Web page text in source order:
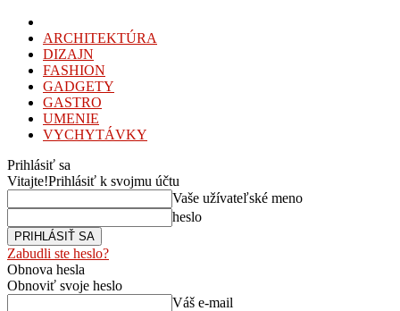
ARCHITEKTÚRA
DIZAJN
FASHION
GADGETY
GASTRO
UMENIE
VYCHYTÁVKY
Prihlásiť sa
Vitajte!Prihlásiť k svojmu účtu
Vaše užívateľské meno
heslo
Zabudli ste heslo?
Obnova hesla
Obnoviť svoje heslo
Váš e-mail